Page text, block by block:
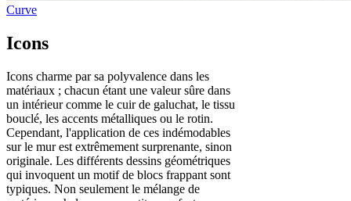
Icons
Icons charme par sa polyvalence dans les
matériaux ; chacun étant une valeur sûre dans
un intérieur comme le cuir de galuchat, le tissu
bouclé, les accents métalliques ou le rotin.
Cependant, l'application de ces indémodables
sur le mur est extrêmement surprenante, sinon
originale. Les différents dessins géométriques
qui invoquent un motif de blocs frappant sont
typiques. Non seulement le mélange de